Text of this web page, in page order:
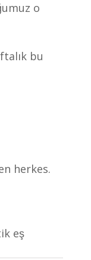
o
bu
herkes.
eş